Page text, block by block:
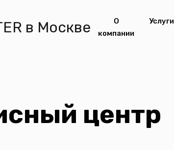
О
компании
Услуги
центр